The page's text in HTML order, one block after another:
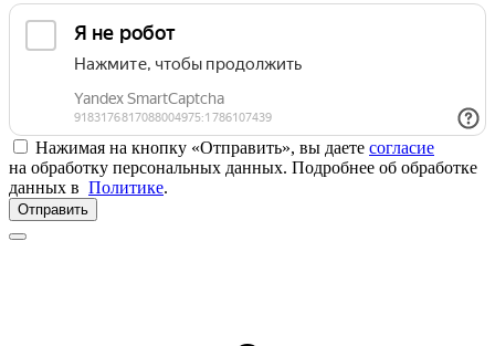
Нажимая на кнопку «Отправить», вы даете согласие
на обработку персональных данных. Подробнее об обработке
данных в Политике.
Отправить